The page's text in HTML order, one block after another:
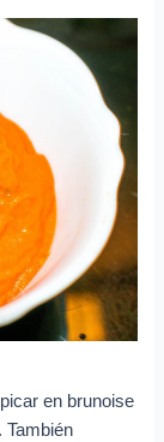
en brunoise
También